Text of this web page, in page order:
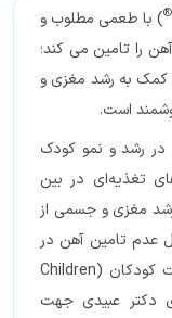
®) با طعمی مطلوب و
را تامین می کند؛
کمک به رشد مغزی و
است.
رشد و نمو کودک
تغذيه‌ای در بین
تاخیر در رشد مغزی و جسمی از
عدم تامین آهن در
کودکان زیر 2 سال رخ می‌دهد. قطره فروفورت کودکان (Children
دکتر عبیدی جهت